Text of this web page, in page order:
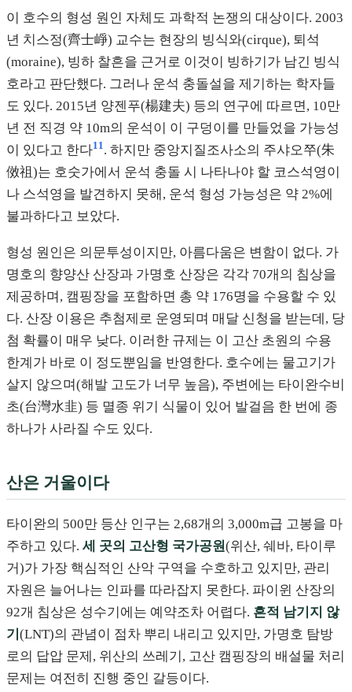
이 호수의 형성 원인 자체도 과학적 논쟁의 대상이다. 2003
년 치스정(齊士崢) 교수는 현장의 빙식와(cirque), 퇴석
(moraine), 빙하 찰흔을 근거로 이것이 빙하기가 남긴 빙식
호라고 판단했다. 그러나 운석 충돌설을 제기하는 학자들
도 있다. 2015년 양젠푸(楊建夫) 등의 연구에 따르면, 10만
년 전 직경 약 10m의 운석이 이 구덩이를 만들었을 가능성
이 있다고 한다11. 하지만 중앙지질조사소의 주샤오쭈(朱
傚祖)는 호숫가에서 운석 충돌 시 나타나야 할 코스석영이
나 스석영을 발견하지 못해, 운석 형성 가능성은 약 2%에
불과하다고 보았다.
형성 원인은 의문투성이지만, 아름다움은 변함이 없다. 가
명호의 향양산 산장과 가명호 산장은 각각 70개의 침상을
제공하며, 캠핑장을 포함하면 총 약 176명을 수용할 수 있
다. 산장 이용은 추첨제로 운영되며 매달 신청을 받는데, 당
첨 확률이 매우 낮다. 이러한 규제는 이 고산 초원의 수용
한계가 바로 이 정도뿐임을 반영한다. 호수에는 물고기가
살지 않으며(해발 고도가 너무 높음), 주변에는 타이완수비
초(台灣水韭) 등 멸종 위기 식물이 있어 발걸음 한 번에 종
하나가 사라질 수도 있다.
산은 거울이다
타이완의 500만 등산 인구는 2,68개의 3,000m급 고봉을 마
주하고 있다. 세 곳의 고산형 국가공원(위산, 쉐바, 타이루
거)가 가장 핵심적인 산악 구역을 수호하고 있지만, 관리
자원은 늘어나는 인파를 따라잡지 못한다. 파이윈 산장의
92개 침상은 성수기에는 예약조차 어렵다. 흔적 남기지 않
기 (LNT)의 관념이 점차 뿌리 내리고 있지만, 가명호 탐방
로의 답압 문제, 위산의 쓰레기, 고산 캠핑장의 배설물 처리
문제는 여전히 진행 중인 갈등이다.